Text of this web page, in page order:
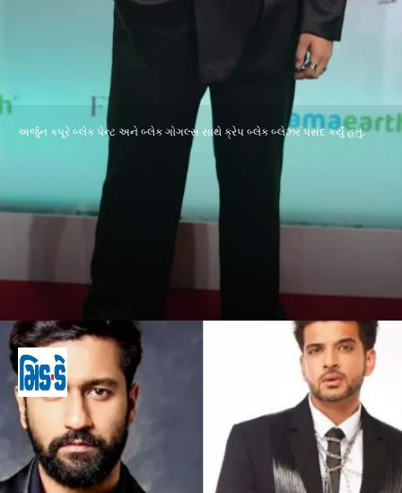
અર્જુન કપૂરે બ્લેક પેન્ટ અને બ્લેક ગોગલ્સ સાથે ક્રેપ બ્લેક બ્લેઝર પસંદ કર્યું હતું.